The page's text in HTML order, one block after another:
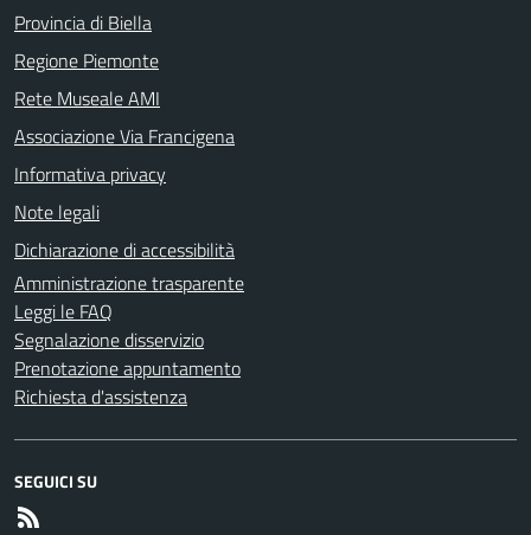
Provincia di Biella
Regione Piemonte
Rete Museale AMI
Associazione Via Francigena
Informativa privacy
Note legali
Dichiarazione di accessibilità
Amministrazione trasparente
Leggi le FAQ
Segnalazione disservizio
Prenotazione appuntamento
Richiesta d'assistenza
SEGUICI SU